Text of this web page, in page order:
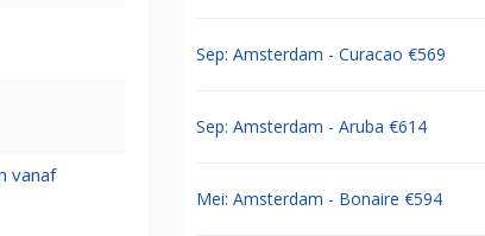
vanaf
Sep: Amsterdam - Curacao €569
Sep: Amsterdam - Aruba €614
Mei: Amsterdam - Bonaire €594